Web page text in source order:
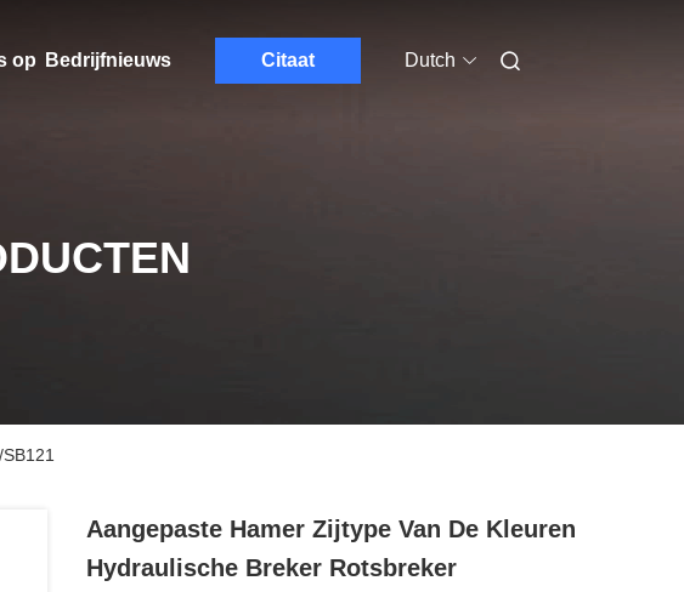
op Bedrijfnieuws Citaat Dutch
Aangepaste Hamer Zijtype Van De Kleuren
Hydraulische Breker Rotsbreker